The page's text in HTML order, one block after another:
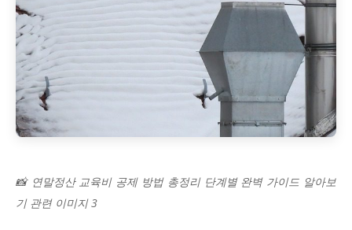
📸 연말정산 교육비 공제 방법 총정리 단계별 완벽 가이드 알아보
기 관련 이미지 3